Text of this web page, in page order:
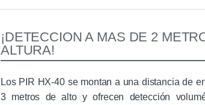
¡DETECCION A MAS DE 2
ALTURA!
Los PIR HX-40 se montan a una distancia de
3 metros de alto y ofrecen detección